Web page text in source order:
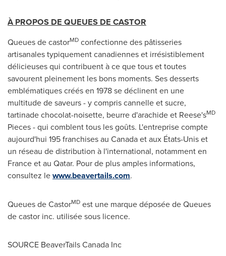
À PROPOS DE QUEUES DE CASTOR
Queues de castorMD confectionne des pâtisseries
artisanales typiquement canadiennes et irrésistiblement
délicieuses qui contribuent à ce que tous et toutes
savourent pleinement les bons moments. Ses desserts
emblématiques créés en 1978 se déclinent en une
multitude de saveurs - y compris cannelle et sucre,
tartinade chocolat-noisette, beurre d'arachide et Reese'sMD
Pieces - qui comblent tous les goûts. L'entreprise compte
aujourd'hui 195 franchises au Canadaet aux États-Unis et
un réseau de distribution à l'international, notamment en
Franceet au Qatar. Pour de plus amples informations,
consultez lewww.beavertails.com.
Queues de CastorMD est une marque déposée de Queues
de castor inc. utilisée sous licence.
SOURCE BeaverTails Canada Inc